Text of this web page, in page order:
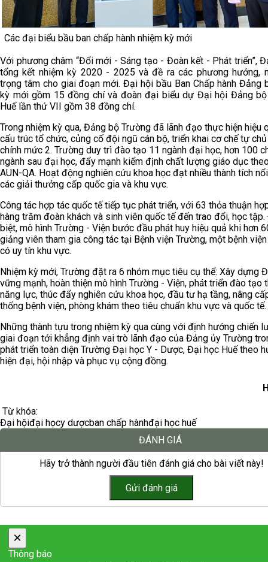
Các đại biểu bầu ban chấp hành nhiệm kỳ mới
Với phương châm “Đổi mới - Sáng tạo - Đoàn kết - Phát triển”,
tổng kết nhiệm kỳ 2020 - 2025 và đề ra các phương hướng,
trọng tâm cho giai đoạn mới. Đại hội bầu Ban Chấp hành Đảng
kỳ mới gồm 15 đồng chí và đoàn đại biểu dự Đại hội Đảng
Huế lần thứ VII gồm 38 đồng chí.
Trong nhiệm kỳ qua, Đảng bộ Trường đã lãnh đạo thực hiện hiệu
cấu trúc tổ chức, củng cố đội ngũ cán bộ, triển khai cơ chế tự
chính mức 2. Trường duy trì đào tạo 11 ngành đại học, hơn 100
ngành sau đại học, đẩy mạnh kiểm định chất lượng giáo dục
AUN-QA. Hoạt động nghiên cứu khoa học đạt nhiều thành tích
các giải thưởng cấp quốc gia và khu vực.
Công tác hợp tác quốc tế tiếp tục phát triển, với 63 thỏa thuận
hàng trăm đoàn khách và sinh viên quốc tế đến trao đổi, học
biệt, mô hình Trường - Viện bước đầu phát huy hiệu quả khi hơn
giảng viên tham gia công tác tại Bệnh viện Trường, một bệnh
có uy tín khu vực.
Nhiệm kỳ mới, Trường đặt ra 6 nhóm mục tiêu cụ thể: Xây dựng
vững mạnh, hoàn thiện mô hình Trường - Viện, phát triển đào tạo
năng lực, thúc đẩy nghiên cứu khoa học, đầu tư hạ tầng, nâng
thống bệnh viện, phòng khám theo tiêu chuẩn khu vực và quốc tế.
Những thành tựu trong nhiệm kỳ qua cùng với định hướng chiến
giai đoạn tới khẳng định vai trò lãnh đạo của Đảng ủy Trường
phát triển toàn diện Trường Đại học Y - Dược, Đại học Huế theo
hiện đại, hội nhập và phục vụ cộng đồng.
Từ khóa:
Đại hộiđại họcy dượcban chấp hànhđại học huế
ĐÁNH GIÁ
Hãy trở thành người đầu tiên đánh giá cho bài viết này!
×
Thông báo